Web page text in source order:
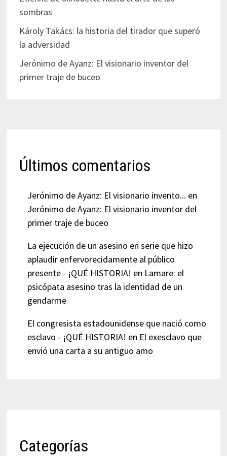
sombras
Károly Takács: la historia del tirador que superó
la adversidad
Jerónimo de Ayanz: El visionario inventor del
primer traje de buceo
Últimos comentarios
Jerónimo de Ayanz: El visionario invento... en
Jerónimo de Ayanz: El visionario inventor del
primer traje de buceo
La ejecución de un asesino en serie que hizo
aplaudir enfervorecidamente al público
presente - ¡QUÉ HISTORIA! en Lamare: el
psicópata asesino tras la identidad de un
gendarme
El congresista estadounidense que nació como
esclavo - ¡QUÉ HISTORIA! en El exesclavo que
envió una carta a su antiguo amo
Categorías